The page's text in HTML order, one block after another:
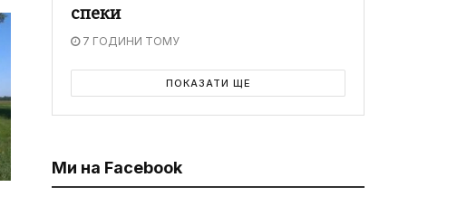
спеки
7 ГОДИНИ ТОМУ
ПОКАЗАТИ ЩЕ
Ми на Facebook